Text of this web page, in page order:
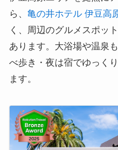
ら、 亀の井ホテル 伊豆高
く、周辺のグルメスポッ
あります。大浴場や温泉
べ歩き・夜は宿でゆっく
ます。